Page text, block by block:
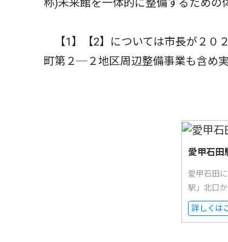
称)未来館を一体的に整備するための
【1】【2】については市長が２０
町第２─２地区周辺整備事業も含め
愛甲石田
愛甲石田
駅」北口
詳しくは